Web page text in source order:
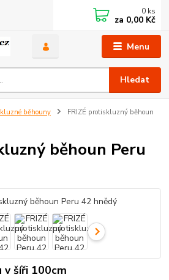
Menu
Hledat
0 ks
za 0,00 Kč
běhouny
FRIZÉ protiskluzný běhoun
běhoun Peru
v šíři 100cm